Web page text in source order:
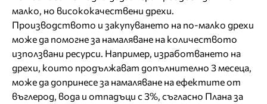
малко, но висококачествени дрехи.
Производството и закупуването на по-малко дрехи
може да помогне за намаляване на количеството
използвани ресурси. Например, изработването на
дрехи, които продължават допълнително 3 месеца,
може да допринесе за намаляване на ефектите от
въглерод, вода и отпадъци с 3%, съгласно Плана за